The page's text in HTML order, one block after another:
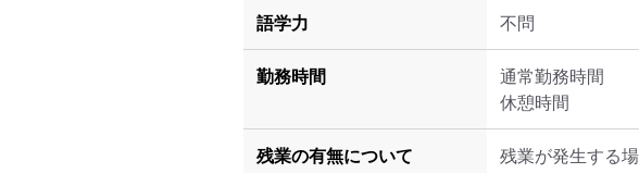
語学力 不問
勤務時間 通常勤務時間
休憩時間
残業の有無について 残業が発生する